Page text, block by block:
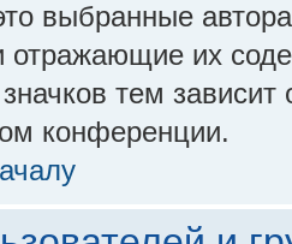
выбранные
их
тем
конференции.